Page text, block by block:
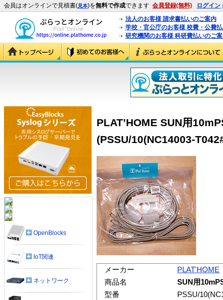
会員はオンラインで見積書(見本)を無料で作成できます 会員登録(無料) ログイン
法人のお客様 請求書払いのご案内
学校・官公庁のお客様 校費・公費
研究機関のお客様 科研費払いのご
PLAT’HOME SUN用
(PSSU/10(NC14003-
メーカー
PLAT'HOME
商品名
SUN用
型番
PSSU/
OpenBlocks
IoT関連
ネットワーク